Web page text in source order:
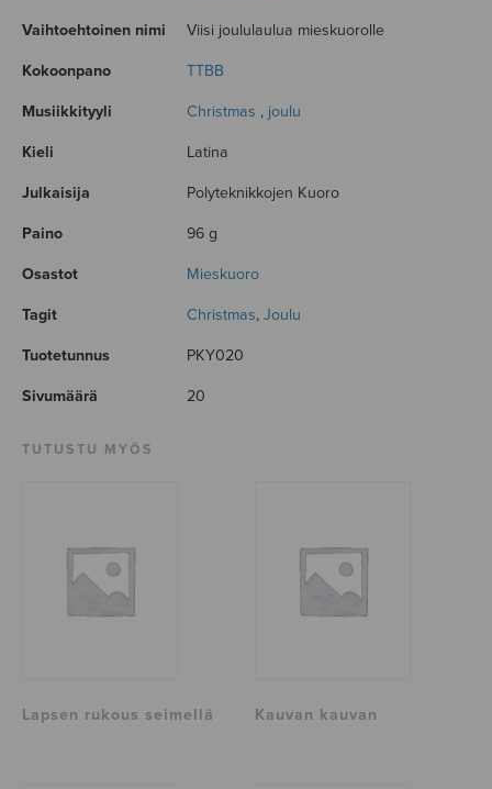
Vaihtoehtoinen nimi Viisi joululaulua mieskuorolle
Kokoonpano TTBB
Musiikkityyli Christmas , joulu
Kieli Latina
Julkaisija Polyteknikkojen Kuoro
Paino 96 g
Osastot Mieskuoro
Tagit Christmas, Joulu
Tuotetunnus PKY020
Sivumäärä 20
TUTUSTU MYÖS
Lapsen rukous seimellä Kauvan kauvan